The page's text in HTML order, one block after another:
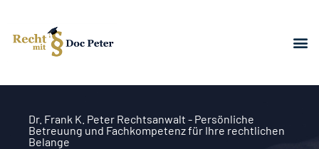
Dr. Frank K. Peter Rechtsanwalt - Persönliche
Betreuung und Fachkompetenz für Ihre rechtlichen
Belange